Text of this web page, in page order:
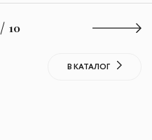
/ 10
В КАТАЛОГ